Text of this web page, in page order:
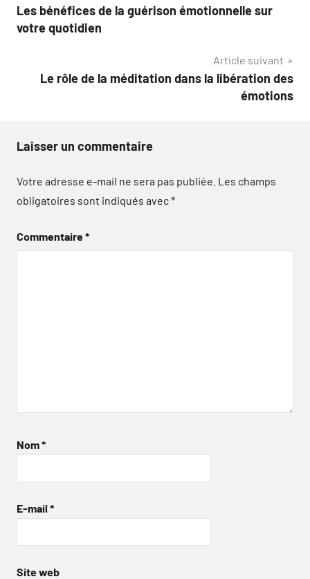
de
Les bénéfices de la guérison émotionnelle sur
votre quotidien
Article suivant
Le rôle de la méditation dans la libération des
émotions
Laisser un commentaire
Votre adresse e-mail ne sera pas publiée. Les champs
obligatoires sont indiqués avec*
Commentaire*
Nom*
E-mail *
Site web